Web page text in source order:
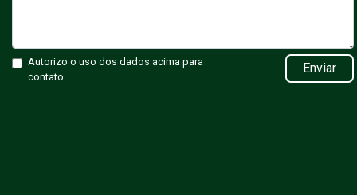
Autorizo o uso dos dados acima para
contato.
Enviar